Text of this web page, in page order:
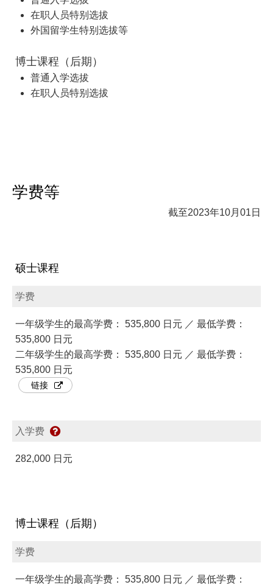
在职人员特别选拔
外国留学生特别选拔等
博士课程（后期）
普通入学选拔
在职人员特别选拔
学费等
截至2023年10月01日
硕士课程
学费
一年级学生的最高学费： 535,800 日元 ／ 最低学费：
535,800 日元
二年级学生的最高学费： 535,800 日元 ／ 最低学费：
535,800 日元
链接
入学费
282,000 日元
博士课程（后期）
学费
一年级学生的最高学费： 535,800 日元 ／ 最低学费：